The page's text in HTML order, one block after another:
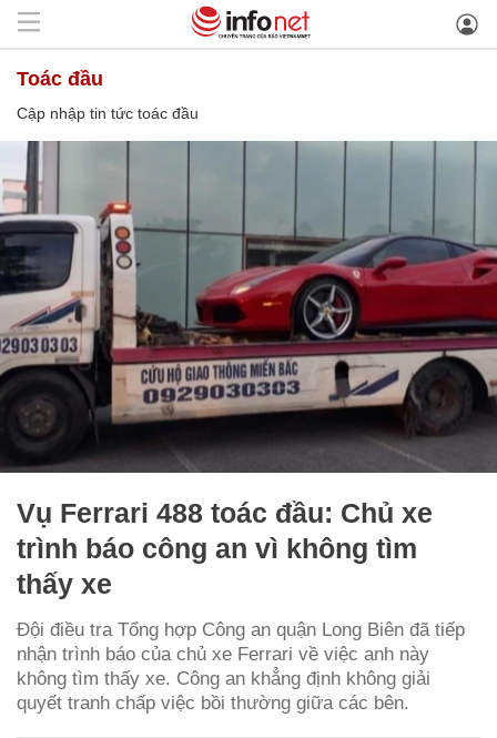
toác đầu
Cập nhập tin tức toác đầu
Vụ Ferrari 488 toác đầu: Chủ xe
trình báo công an vì không tìm
thấy xe
Đội điều tra Tổng hợp Công an quận Long Biên đã tiếp
nhận trình báo của chủ xe Ferrari về việc anh này
không tìm thấy xe. Công an khẳng định không giải
quyết tranh chấp việc bồi thường giữa các bên.